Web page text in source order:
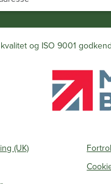
og ISO 9001
(UK)